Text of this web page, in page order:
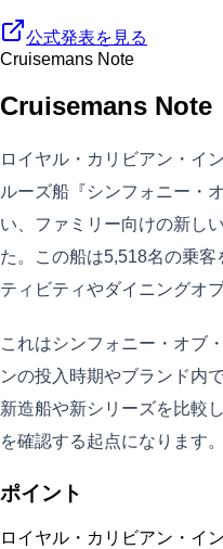
公式発表を見る
Cruisemans Note
Cruisemans Note
ロイヤル・カリビアン・イ
ルーズ船『シンフォニー・
い、ファミリー向けの新し
た。この船は5,518名の乗
ティビティやダイニングオ
これはシンフォニー・オブ
ンの投入時期やブランド内
新造船や新シリーズを比較
を確認する起点になります。
ポイント
ロイヤル・カリビアン・イ